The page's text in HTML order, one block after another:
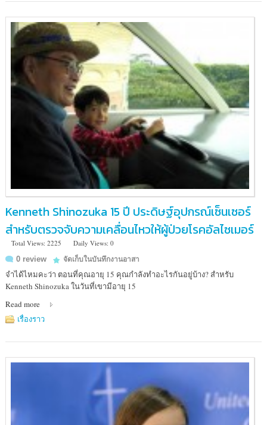
Kenneth Shinozuka 15 ปี ประดิษฐ์อุปกรณ์เซ็นเซอร์
สำหรับตรวจจับความเคลื่อนไหวให้ผู้ป่วยโรคอัลไซเมอร์
Total Views: 2225
Daily Views: 0
0 review
จัดเก็บในบันทึกงานอาสา
จำได้ไหมคะว่า ตอนที่คุณอายุ 15 คุณกำลังทำอะไรกันอยู่บ้าง? สำหรับ
Kenneth Shinozuka ในวันที่เขามีอายุ 15
Read more
เรื่องราว